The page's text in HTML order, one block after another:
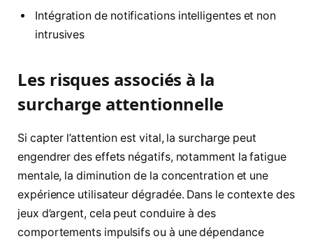
Intégration de notifications intelligentes et non
intrusives
Les risques associés à la
surcharge attentionnelle
Si capter l’attention est vital, la surcharge peut
engendrer des effets négatifs, notamment la fatigue
mentale, la diminution de la concentration et une
expérience utilisateur dégradée. Dans le contexte des
jeux d’argent, cela peut conduire à des
comportements impulsifs ou à une dépendance